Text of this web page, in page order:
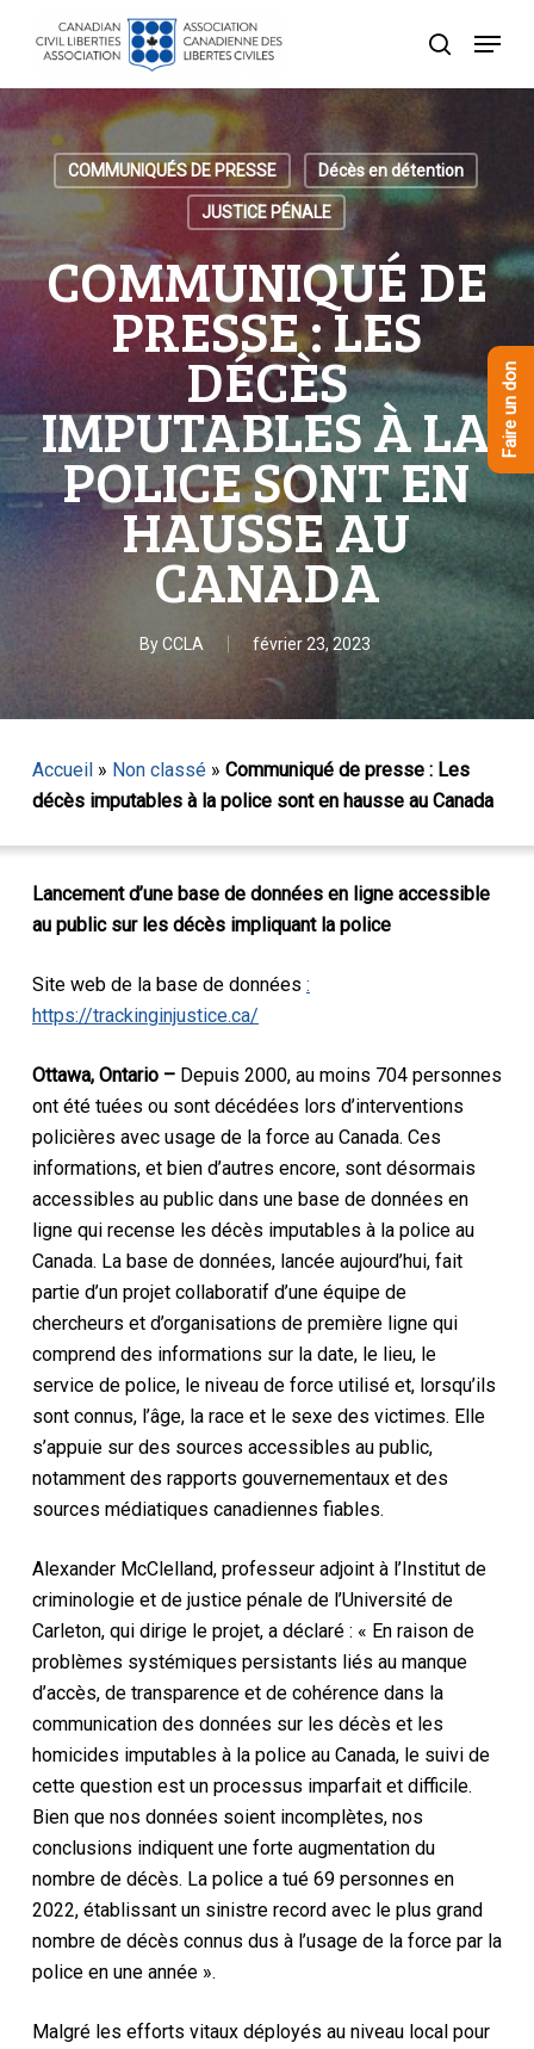
content
recherche
Menu
COMMUNIQUÉS DE PRESSE Décès en détention
JUSTICE PÉNALE
COMMUNIQUÉ DE
PRESSE : LES
DÉCÈS
IMPUTABLES À LA
POLICE SONT EN
HAUSSE AU
CANADA
ByCCLA février 23, 2023
Accueil» Non classé» Communiqué de presse : Les
décès imputables à la police sont en hausse au Canada
Lancement d’une base de données en ligne accessible
au public sur les décès impliquant la police
Site web de la base de données :
https://trackinginjustice.ca/
Ottawa, Ontario –Depuis 2000, au moins 704 personnes
ont été tuées ou sont décédées lors d’interventions
policières avec usage de la force au Canada. Ces
informations, et bien d’autres encore, sont désormais
accessibles au public dans une base de données en
ligne qui recense les décès imputables à la police au
Canada. La base de données, lancée aujourd’hui, fait
partie d’un projet collaboratif d’une équipe de
chercheurs et d’organisations de première ligne qui
comprend des informations sur la date, le lieu, le
service de police, le niveau de force utilisé et, lorsqu’ils
sont connus, l’âge, la race et le sexe des victimes. Elle
s’appuie sur des sources accessibles au public,
notamment des rapports gouvernementaux et des
sources médiatiques canadiennes fiables.
Alexander McClelland, professeur adjoint à l’Institut de
criminologie et de justice pénale de l’Université de
Carleton, qui dirige le projet, a déclaré : « En raison de
problèmes systémiques persistants liés au manque
d’accès, de transparence et de cohérence dans la
communication des données sur les décès et les
homicides imputables à la police au Canada, le suivi de
cette question est un processus imparfait et difficile.
Bien que nos données soient incomplètes, nos
conclusions indiquent une forte augmentation du
nombre de décès. La police a tué 69 personnes en
2022, établissant un sinistre record avec le plus grand
nombre de décès connus dus à l’usage de la force par la
police en une année ».
Malgré les efforts vitaux déployés au niveau local pour
Faire un don